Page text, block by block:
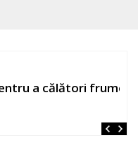
a călători frumos